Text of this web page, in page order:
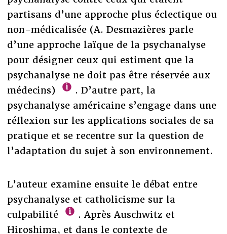
partisans d’une approche plus éclectique ou
non-médicalisée (A. Desmazières parle
d’une approche laïque de la psychanalyse
pour désigner ceux qui estiment que la
psychanalyse ne doit pas être réservée aux
médecins)
. D’autre part, la
psychanalyse américaine s’engage dans une
réflexion sur les applications sociales de sa
pratique et se recentre sur la question de
l’adaptation du sujet à son environnement.
L’auteur examine ensuite le débat entre
psychanalyse et catholicisme sur la
culpabilité
. Après Auschwitz et
Hiroshima, et dans le contexte de